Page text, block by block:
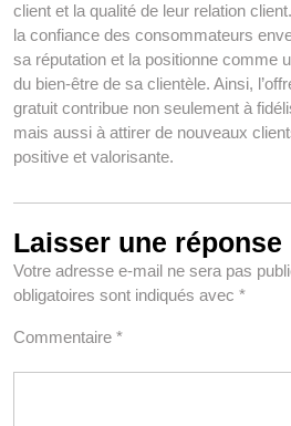
client et la qualité de leur relation
la confiance des consommateurs
sa réputation et la positionne comme
du bien-être de sa clientèle. Ainsi,
gratuit contribue non seulement à
mais aussi à attirer de nouveaux
positive et valorisante.
Laisser une réponse
Votre adresse e-mail ne sera pas
obligatoires sont indiqués avec *
Commentaire *